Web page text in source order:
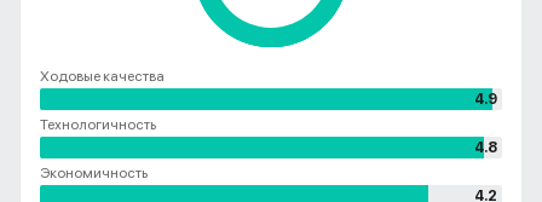
Ходовые качества
4.9
Технологичность
4.8
Экономичность
4.2